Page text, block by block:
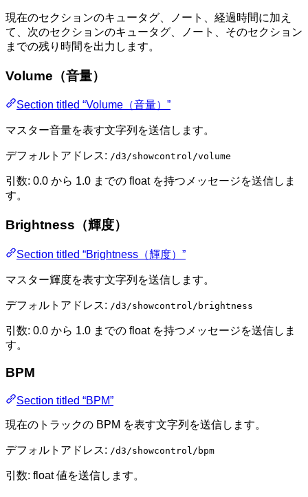
現在のセクションのキュータグ、ノート、経過時間に加え
て、次のセクションのキュータグ、ノート、そのセクション
までの残り時間を出力します。
Volume（音量）
Section titled “Volume（音量）”
マスター音量を表す文字列を送信します。
デフォルトアドレス: /d3/showcontrol/volume
引数: 0.0 から 1.0 までの float を持つメッセージを送信しま
す。
Brightness（輝度）
Section titled “Brightness（輝度）”
マスター輝度を表す文字列を送信します。
デフォルトアドレス: /d3/showcontrol/brightness
引数: 0.0 から 1.0 までの float を持つメッセージを送信しま
す。
BPM
Section titled “BPM”
現在のトラックの BPM を表す文字列を送信します。
デフォルトアドレス: /d3/showcontrol/bpm
引数: float 値を送信します。